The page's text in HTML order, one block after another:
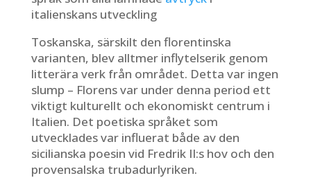
italienskans utveckling
Toskanska, särskilt den florentinska
varianten, blev alltmer inflytelserik genom
litterära verk från området. Detta var ingen
slump – Florens var under denna period ett
viktigt kulturellt och ekonomiskt centrum i
Italien. Det poetiska språket som
utvecklades var influerat både av den
sicilianska poesin vid Fredrik II:s hov och den
provensalska trubadurlyriken.